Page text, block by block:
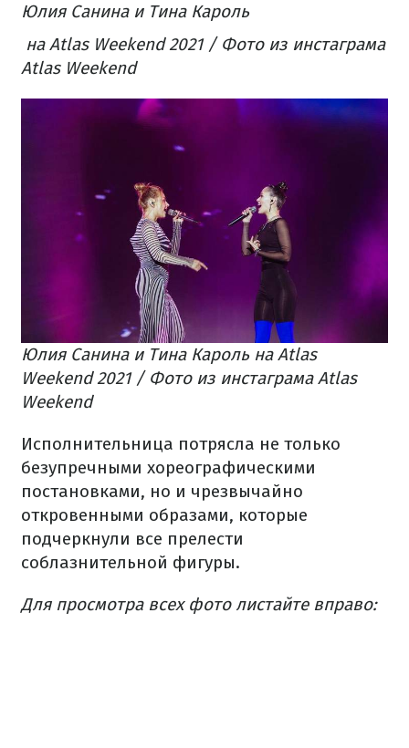
Юлия Санина и Тина Кароль
на Atlas Weekend 2021 / Фото из инстаграма
Atlas Weekend
Юлия Санина и Тина Кароль на Atlas
Weekend 2021 / Фото из инстаграма Atlas
Weekend
Исполнительница потрясла не только
безупречными хореографическими
постановками, но и чрезвычайно
откровенными образами, которые
подчеркнули все прелести
соблазнительной фигуры.
Для просмотра всех фото листайте вправо: